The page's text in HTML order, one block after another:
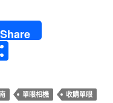
Share
單眼相機
收購單眼